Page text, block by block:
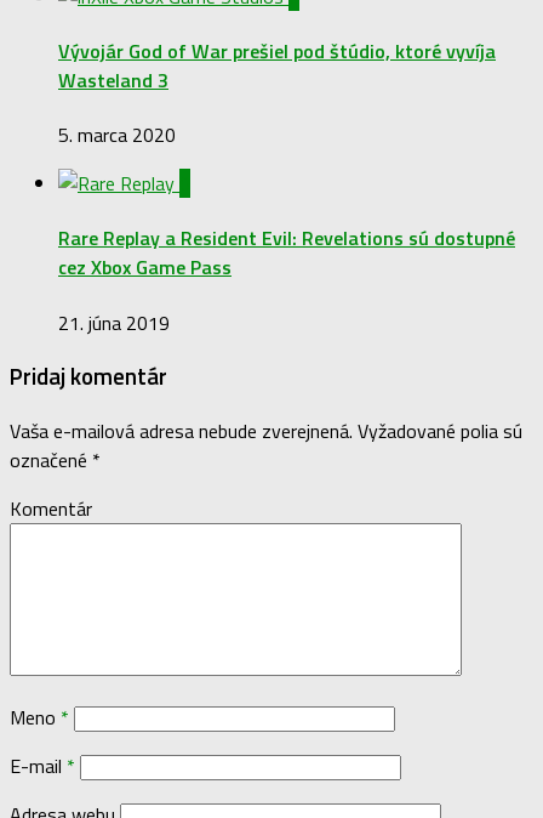
Vývojár God of War prešiel pod štúdio, ktoré vyvíja
Wasteland 3
5. marca 2020
Rare Replay a Resident Evil: Revelations sú dostupné
cez Xbox Game Pass
21. júna 2019
Pridaj komentár
Vaša e-mailová adresa nebude zverejnená. Vyžadované polia sú
označené *
Komentár
Meno *
E-mail *